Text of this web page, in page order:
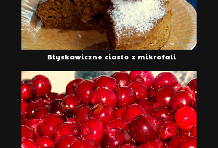
Błyskawiczne ciasto z mikrofali